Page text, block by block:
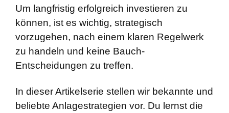
Um langfristig erfolgreich investieren zu
können, ist es wichtig, strategisch
vorzugehen, nach einem klaren Regelwerk
zu handeln und keine Bauch-
Entscheidungen zu treffen.
In dieser Artikelserie stellen wir bekannte und
beliebte Anlagestrategien vor. Du lernst die